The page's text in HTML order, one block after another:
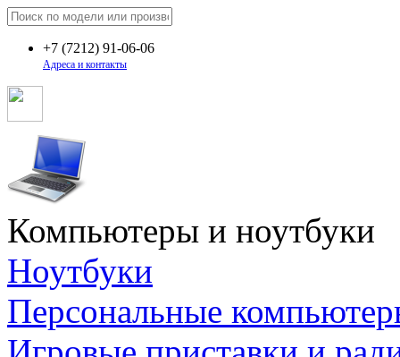
+7 (7212) 91-06-06
Адреса и контакты
Компьютеры и ноутбуки
Ноутбуки
Персональные